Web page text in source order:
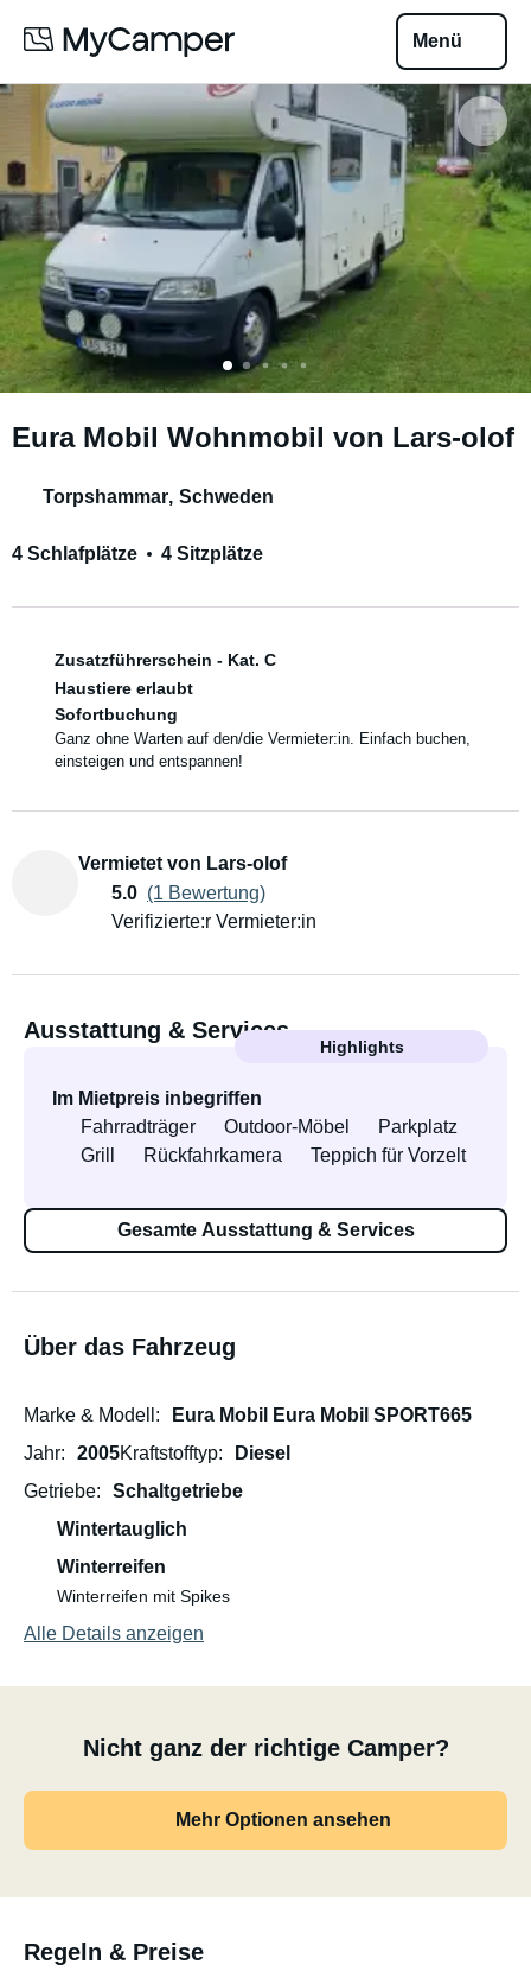
Menü
Eura Mobil Wohnmobil von Lars-olof
Torpshammar, Schweden
4 Schlafplätze 4 Sitzplätze
Zusatzführerschein - Kat. C
Haustiere erlaubt
Sofortbuchung
Ganz ohne Warten auf den/die Vermieter:in. Einfach buchen,
einsteigen und entspannen!
Vermietet von Lars-olof
5.0 (1 Bewertung)
Verifizierte:r Vermieter:in
Ausstattung & Services
Highlights
Im Mietpreis inbegriffen
Fahrradträger
Outdoor-Möbel
Parkplatz
Grill
Rückfahrkamera Teppich für Vorzelt
Gesamte Ausstattung & Services
Über das Fahrzeug
Marke & Modell
Eura Mobil Eura Mobil SPORT665
Jahr
2005Kraftstofftyp
Diesel
Getriebe
Schaltgetriebe
Wintertauglich
Winterreifen
Winterreifen mit Spikes
Alle Details anzeigen
Nicht ganz der richtige Camper?
Mehr Optionen ansehen
Regeln & Preise